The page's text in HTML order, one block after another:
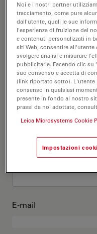
Questo sono io
Titolo accademico
Nome
Cognome
E-mail
Noi e i nostri partner
tracciamento, come pure
dall'utente, quali le sue
l'esperienza di fruizione dei
e contenuti personalizzati in
siti Web, consentire
svolgere analisi e misurare
pubblicitarie. Facendo clic
suo consenso e accetta di
(link riportato sotto). L'utente
consenso in qualsiasi
presente in fondo al nostro
prassi da noi adottate,
Leica Microsystems Cookie
Impostazioni